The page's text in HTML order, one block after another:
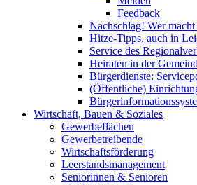
Feedback
Nachschlag! Wer macht
Hitze-Tipps, auch in
Service des
Heiraten in der
Bürgerdienste:
(Öffentliche)
Wirtschaft, Bauen & Soziales
Gewerbeflächen
Gewerbetreibende
Wirtschaftsförderung
Leerstandsmanagement
Seniorinnen & Senioren